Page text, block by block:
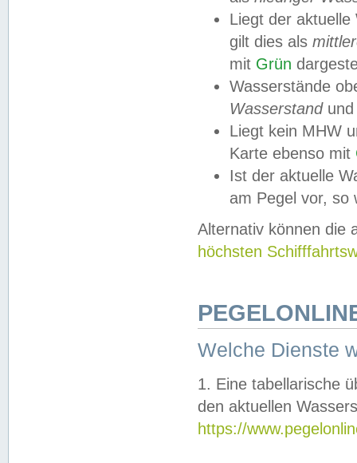
Liegt der
gilt dies als
mit Grün
Wasserstände
Wasserstandund
Liegt kein MHW
Karte ebenso mit
Ist der aktuelle
am Pegel vor,
Alternativ können die
höchsten
Welche Dienste
1. Eine tabellarische
den aktuellen
https://